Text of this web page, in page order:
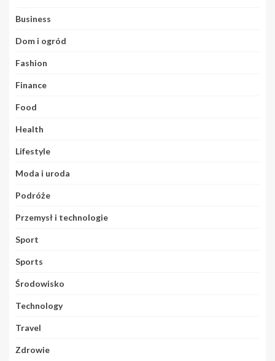
Business
Dom i ogród
Fashion
Finance
Food
Health
Lifestyle
Moda i uroda
Podróże
Przemysł i technologie
Sport
Sports
Środowisko
Technology
Travel
Zdrowie